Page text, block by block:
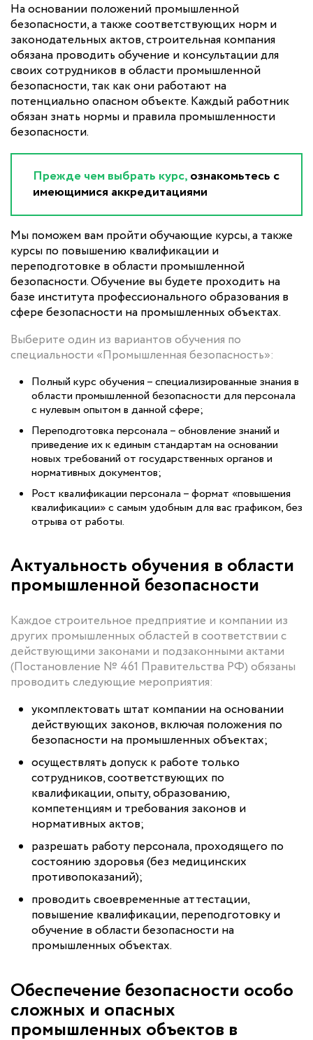
На основании положений промышленной
безопасности, а также соответствующих норм и
законодательных актов, строительная компания
обязана проводить обучение и консультации для
своих сотрудников в области промышленной
безопасности, так как они работают на
потенциально опасном объекте. Каждый работник
обязан знать нормы и правила промышленности
безопасности.
Прежде чем выбрать курс,ознакомьтесь с
имеющимися аккредитациями
Мы поможем вам пройти обучающие курсы, а также
курсы по повышению квалификации и
переподготовке в области промышленной
безопасности. Обучение вы будете проходить на
базе института профессионального образования в
сфере безопасности на промышленных объектах.
Выберите один из вариантов обучения по
специальности «Промышленная безопасность»:
Полный курс обучения – специализированные знания в
области промышленной безопасности для персонала
с нулевым опытом в данной сфере;
Переподготовка персонала – обновление знаний и
приведение их к единым стандартам на основании
новых требований от государственных органов и
нормативных документов;
Рост квалификации персонала – формат «повышения
квалификации» с самым удобным для вас графиком, без
отрыва от работы.
Актуальность обучения в области
промышленной безопасности
Каждое строительное предприятие и компании из
других промышленных областей в соответствии с
действующими законами и подзаконными актами
(Постановление № 461 Правительства РФ) обязаны
проводить следующие мероприятия:
укомплектовать штат компании на основании
действующих законов, включая положения по
безопасности на промышленных объектах;
осуществлять допуск к работе только
сотрудников, соответствующих по
квалификации, опыту, образованию,
компетенциям и требования законов и
нормативных актов;
разрешать работу персонала, проходящего по
состоянию здоровья (без медицинских
противопоказаний);
проводить своевременные аттестации,
повышение квалификации, переподготовку и
обучение в области безопасности на
промышленных объектах.
Обеспечение безопасности особо
сложных и опасных
промышленных объектов в